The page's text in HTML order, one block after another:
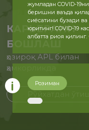
КАРЬЕРАНИ
БОШЛАШ
ҳозироқ APL билан
ҳамкорликда
жумладан COVID-
беришни ваъда
сиёсатини бузади
юритинг! COVID-19
албатта риоя
Розиман